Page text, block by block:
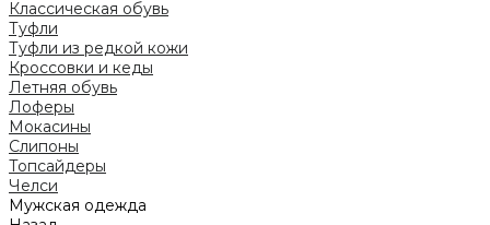
Классическая обувь
Туфли
Туфли из редкой кожи
Кроссовки и кеды
Летняя обувь
Лоферы
Мокасины
Слипоны
Топсайдеры
Челси
Мужская одежда